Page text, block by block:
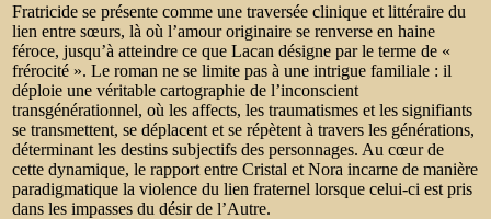
Fratricide se présente comme une traversée clinique et littéraire du
lien entre sœurs, là où l’amour originaire se renverse en haine
féroce, jusqu’à atteindre ce que Lacan désigne par le terme de «
frérocité ». Le roman ne se limite pas à une intrigue familiale : il
déploie une véritable cartographie de l’inconscient
transgénérationnel, où les affects, les traumatismes et les signifiants
se transmettent, se déplacent et se répètent à travers les générations,
déterminant les destins subjectifs des personnages. Au cœur de
cette dynamique, le rapport entre Cristal et Nora incarne de manière
paradigmatique la violence du lien fraternel lorsque celui-ci est pris
dans les impasses du désir de l’Autre.